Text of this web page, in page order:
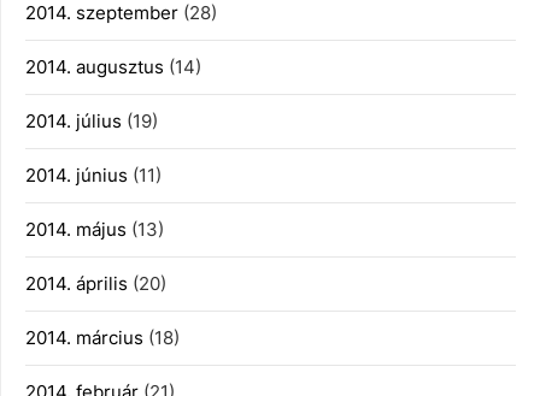
2014. szeptember (28)
2014. augusztus (14)
2014. július (19)
2014. június (11)
2014. május (13)
2014. április (20)
2014. március (18)